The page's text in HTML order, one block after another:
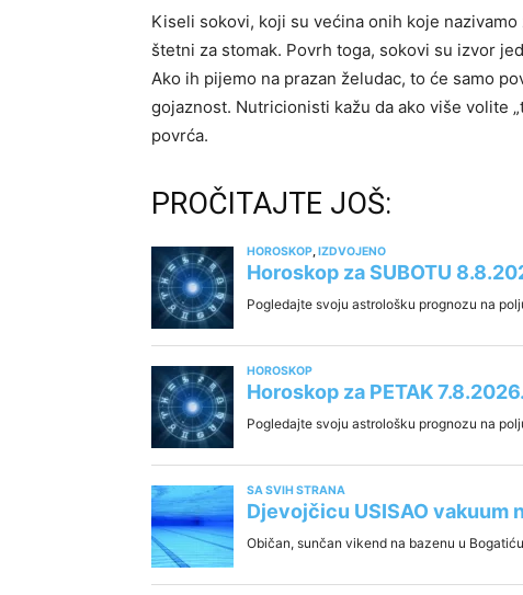
Kiseli sokovi, koji su većina onih koje
štetni za stomak. Povrh toga, sokovi su izvor
Ako ih pijemo na prazan želudac, to će samo
gojaznost. Nutricionisti kažu da ako više volite
povrća.
PROČITAJTE JOŠ: